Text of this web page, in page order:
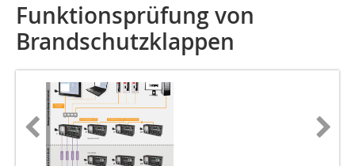
Funktionsprüfung von
Brandschutzklappen